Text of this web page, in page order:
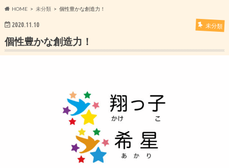
HOME 未分類 個性豊かな創造力！
2020.11.10 未分類
個性豊かな創造力！